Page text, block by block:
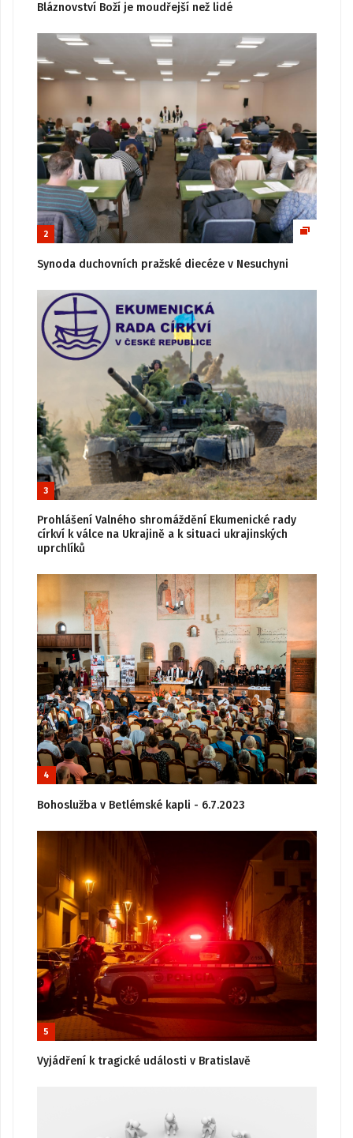
Bláznovství Boží je moudřejší než lidé
2
Synoda duchovních pražské diecéze v Nesuchyni
3
Prohlášení Valného shromáždění Ekumenické rady
církví k válce na Ukrajině a k situaci ukrajinských
uprchlíků
4
Bohoslužba v Betlémské kapli - 6.7.2023
5
Vyjádření k tragické události v Bratislavě